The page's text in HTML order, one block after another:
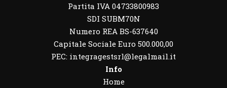
Partita IVA 04733800983
SDI SUBM70N
Numero REA BS-637640
Capitale Sociale Euro 500.000,00
PEC: integragestsrl@legalmail.it
Info
Home